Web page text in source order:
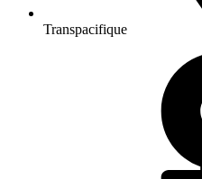
Transpacifique